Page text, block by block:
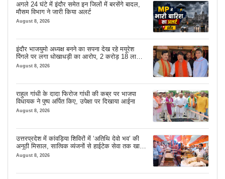
अगले 24 घंटे में इंदौर समेत इन जिलों में बरसेंगे बादल,
मौसम विभाग ने जारी किया अलर्ट
August 8, 2026
इंदौर भाजयुमो अध्यक्ष बनने का सपना देख रहे मयूरेश
पिंगले पर लगा धोखाधड़ी का आरोप, 2 करोड़ 18 लाख
लेने के बाद भी नहीं दिया जमीन का कब्जा
August 8, 2026
राहुल गांधी के दादा फिरोज गांधी की कब्र पर भाजपा
विधायक ने पुष्प अर्पित किए, उपेक्षा पर दिखाया आईना
August 8, 2026
उत्तरप्रदेश में कांवड़िया शिविरों में ‘अतिथि देवो भव’ की
अनूठी मिसाल, सात्विक व्यंजनों से हाईटेक सेवा तक खास
इंतजाम
August 8, 2026